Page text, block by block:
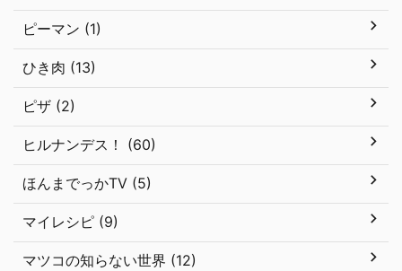
ピーマン (1)
ひき肉 (13)
ピザ (2)
ヒルナンデス！ (60)
ほんまでっかTV (5)
マイレシピ (9)
マツコの知らない世界 (12)